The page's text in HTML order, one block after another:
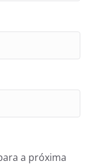
a próxima